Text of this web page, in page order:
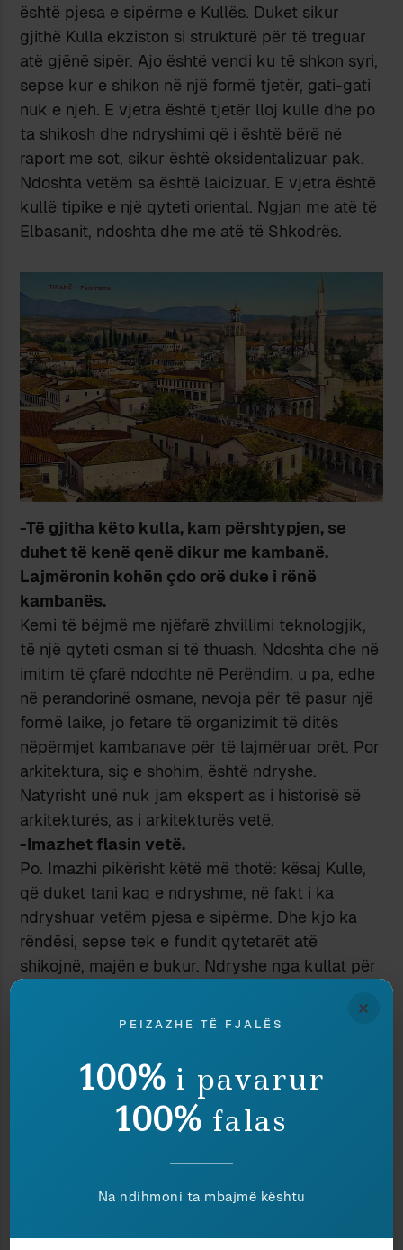
është pjesa e sipërme e Kullës. Duket sikur
gjithë Kulla ekziston si strukturë për të treguar
atë gjënë sipër. Ajo është vendi ku të shkon syri,
sepse kur e shikon në një formë tjetër, gati-gati
nuk e njeh. E vjetra është tjetër lloj kulle dhe po
ta shikosh dhe ndryshimi që i është bërë në
raport me sot, sikur është oksidentalizuar pak.
Ndoshta vetëm sa është laicizuar. E vjetra është
kullë tipike e një qyteti oriental. Ngjan me atë të
Elbasanit, ndoshta dhe me atë të Shkodrës.
-Të gjitha këto kulla, kam përshtypjen, se
duhet të kenë qenë dikur me kambanë.
Lajmëronin kohën çdo orë duke i rënë
kambanës.
Kemi të bëjmë me njëfarë zhvillimi teknologjik,
të një qyteti osman si të thuash. Ndoshta dhe në
imitim të çfarë ndodhte në Perëndim, u pa, edhe
në perandorinë osmane, nevoja për të pasur një
formë laike, jo fetare të organizimit të ditës
nëpërmjet kambanave për të lajmëruar orët. Por
arkitektura, siç e shohim, është ndryshe.
Natyrisht unë nuk jam ekspert as i historisë së
arkitekturës, as i arkitekturës vetë.
-Imazhet flasin vetë.
Po. Imazhi pikërisht këtë më thotë: kësaj Kulle,
që duket tani kaq e ndryshme, në fakt i ka
ndryshuar vetëm pjesa e sipërme. Dhe kjo ka
rëndësi, sepse tek e fundit qytetarët atë
shikojnë, majën e bukur. Ndryshe nga kullat për
gjatë gjithë gjatësisë së trupit, p.sh., për të
-Për të shfrytëzuar hapësirën tek e fundit.
Ndërsa te Kulla e Sahatit, jo. Kjo është thjesht
një makinë, si të thuash, për të arritur lartësinë.
-Edhe një detaj tjetër në aspektin e jashtëm
të Kullës. Ora që kemi sot ka numra arabë. Në
vendosur një orë, ajo ka qenë me numra
romakë dhe deri vonë ka qenë me numra
×
PEIZAZHE TË FJALËS
100% i pavarur
100% falas
Na ndihmoni ta mbajmë kështu